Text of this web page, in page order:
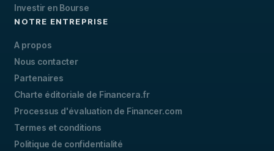
Investir en Bourse
NOTRE ENTREPRISE
A propos
Nous contacter
Partenaires
Charte éditoriale de Financera.fr
Processus d'évaluation de Financer.com
Termes et conditions
Politique de confidentialité